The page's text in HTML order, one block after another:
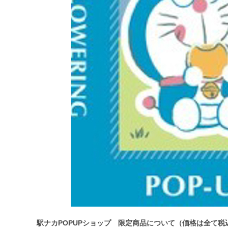
駅ナカPOPUPショップ 限定商品について（価格は全て税